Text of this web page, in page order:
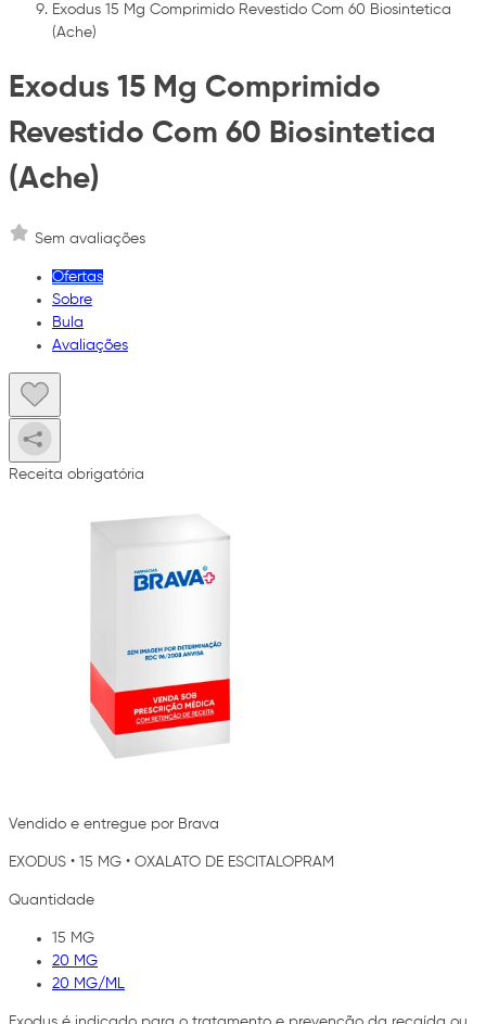
Exodus 15 Mg Comprimido Revestido Com 60 Biosintetica
(Ache)
Exodus 15 Mg Comprimido
Revestido Com 60 Biosintetica
(Ache)
Sem avaliações
Ofertas
Sobre
Bula
Avaliações
Receita obrigatória
Vendido e entregue por Brava
EXODUS • 15 MG • OXALATO DE ESCITALOPRAM
Quantidade
15 MG
20 MG
20 MG/ML